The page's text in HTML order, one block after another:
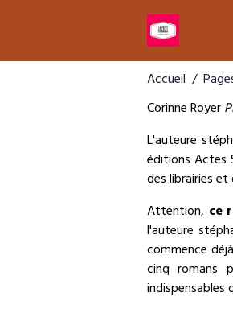
Accueil
Corinne Royer
L'auteure
éditions Actes
des librairies
Attention, ce
l'auteure
commence
cinq romans
indispensables